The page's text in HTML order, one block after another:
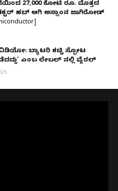
27,000 ಕೋಟಿ ರೂ. ಮೊತ್ತದ
ಹಬ್ ಆಗಿ ಅಸ್ಸಾಂನ ಜಾಗಿರೋಡ್
ಬ್ಯಾಟರಿ ಕಚ್ಚಿ ಸ್ಫೋಟ
ಎಂಬ ಲೇಬಲ್ ನಲ್ಲಿ ವೈರಲ್